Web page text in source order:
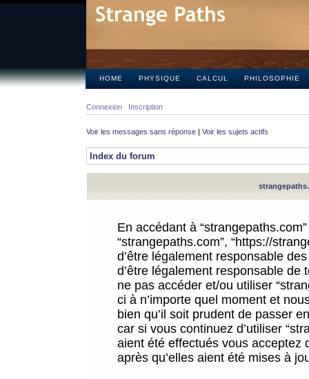
HOME PHYSIQUE CALCUL PHILOSOPHIE
Connexion Inscription
Voir les messages sans réponse | Voir les sujets actifs
Index du forum
En accédant à
“strangepaths.com”, “https://
d’être légalement responsable
d’être légalement responsable
ne pas accéder et/ou utiliser
ci à n’importe quel moment et
bien qu’il soit prudent de passer
car si vous continuez d’utiliser
aient été effectués vous acceptez
après qu’elles aient été mises à